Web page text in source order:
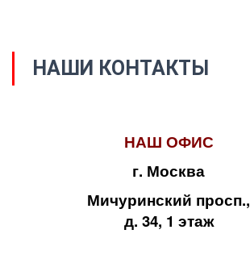
НАШИ КОНТАКТЫ
НАШ ОФИС
г. Москва
Мичуринский просп.,
д. 34, 1 этаж